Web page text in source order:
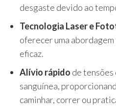
desgaste devido ao
Tecnologia Laser e
oferecer uma
eficaz.
Alívio rápido de tensões
sanguínea,
caminhar, correr ou